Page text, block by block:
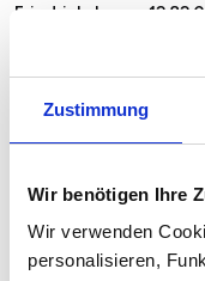
Zustimmung
Wir benötigen Ihre
Wir verwenden
personalisieren,
Friedrichshagen 12,82
Gesundbrunnen 16,39
Grunewald 19,45 €/m 2
Grünau 14,83 €/m